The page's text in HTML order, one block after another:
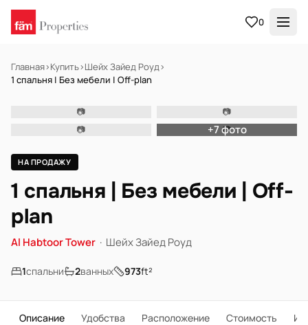
0
Главная›Купить›Шейх Зайед Роуд›
1 спальня | Без мебели | Off-plan
НА ПРОДАЖУ📷
📷
📷
📷
+7 фото
НА ПРОДАЖУ
1 спальня | Без мебели | Off-
plan
Al Habtoor Tower · Шейх Зайед Роуд
1спальни 2ванных 973ft²
Описание Удобства Расположение Стоимость